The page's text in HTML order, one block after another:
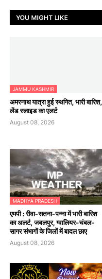
YOU MIGHT LIKE
JAMMU KASHMIR
अमरनाथ यात्रा हुई स्थगित, भारी बारिश,
लेंड स्लाइड का एलर्ट
August 08, 2026
MADHYA PRADESH
एमपी : रीवा-सतना-पन्ना में भारी बारिश
का अलर्ट, जबलपुर, ग्वालियर-चंबल-
सागर संभागों के जिलों में बादल छाए
August 08, 2026